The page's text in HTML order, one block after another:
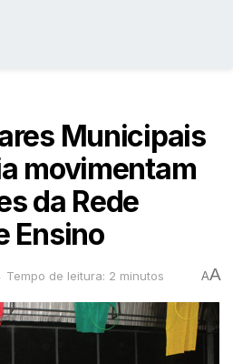
Municipais
movimentam
da Rede
Ensino
Tempo de leitura: 2 minutos AA